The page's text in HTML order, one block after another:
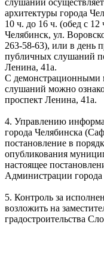
архитектуры города
10 ч. до 16 ч. (обед с 12
Челябинск, ул.
263-58-63), или в день
публичных слушаний
Ленина, 41а.
С демонстрационными
слушаний можно
проспект Ленина, 41а.
4. Управлению
города Челябинска
постановление в
опубликования
настоящее
Администрации города
5. Контроль за
возложить на
градостроительства